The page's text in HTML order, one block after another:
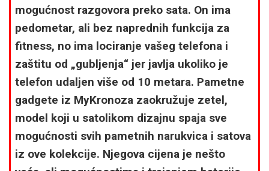
mogućnost razgovora preko sata. On ima
pedometar, ali bez naprednih funkcija za
fitness, no ima lociranje vašeg telefona i
zaštitu od „gubljenja“ jer javlja ukoliko je
telefon udaljen više od 10 metara. Pametne
gadgete iz MyKronoza zaokružuje zetel,
model koji u satolikom dizajnu spaja sve
mogućnosti svih pametnih narukvica i satova
iz ove kolekcije. Njegova cijena je nešto